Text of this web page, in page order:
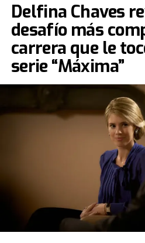
Delfina Chaves
desafío más
carrera que le
serie “Máxima”